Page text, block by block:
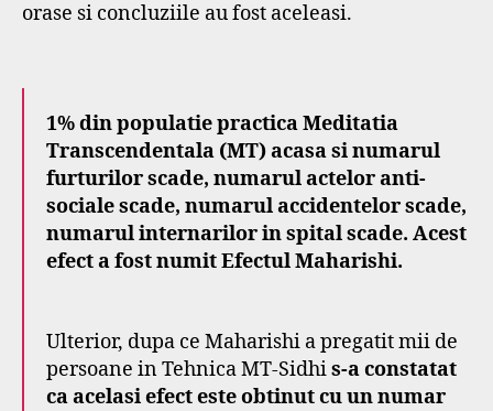
orase si concluziile au fost aceleasi.
1% din populatie practica Meditatia
Transcendentala (MT) acasa si numarul
furturilor scade, numarul actelor anti-
sociale scade, numarul accidentelor scade,
numarul internarilor in spital scade. Acest
efect a fost numit Efectul Maharishi.
Ulterior, dupa ce Maharishi a pregatit mii de
persoane in Tehnica MT-Sidhis-a constatat
ca acelasi efect este obtinut cu un numar